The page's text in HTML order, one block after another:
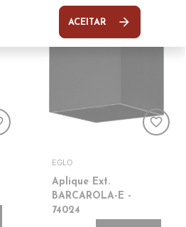
favorite_border
EGLO
Aplique Ext.
BARCAROLA-E -
74024
ACEITAR arrow_forward